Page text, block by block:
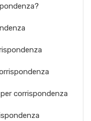
corrispondenza